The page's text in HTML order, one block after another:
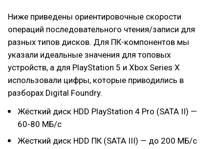
Ниже приведены ориентировочные скорости
операций последовательного чтения/записи для
разных типов дисков. Для ПК-компонентов мы
указали идеальные значения для топовых
устройств, а для PlayStation 5 и Xbox Series X
использовали цифры, которые приводились в
разборах Digital Foundry.
Жёсткий диск HDD PlayStation 4 Pro (SATA II) —
60-80 МБ/с
Жёсткий диск HDD ПК (SATA III) — до 200 МБ/с